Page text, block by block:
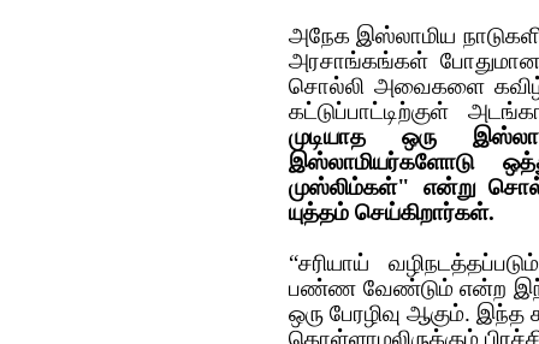
அநேக இஸ்லாமிய
அரசாங்கங்கள்
சொல்லி அவைகளை
கட்டுப்பாட்டிற்குள்
முடியாத ஒரு
இஸ்லாமியர்களோடு
முஸ்லிம்கள்" என்று
யுத்தம் செய்கிறார்கள்.
“சரியாய்
பண்ண வேண்டும் என்ற இந்த
ஒரு பேரழிவு ஆகும்.